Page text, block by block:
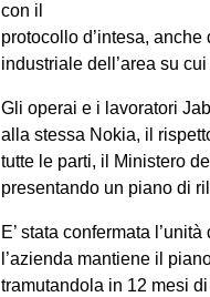
con il
protocollo d’intesa,
industriale dell’area su
Gli operai e i lavoratori
alla stessa Nokia, il
tutte le parti, il Ministero
presentando un piano di
E’ stata confermata
l’azienda mantiene il
tramutandola in 12 mesi